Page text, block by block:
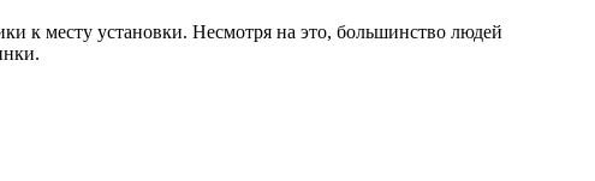
к месту установки. Несмотря на это, большинство людей